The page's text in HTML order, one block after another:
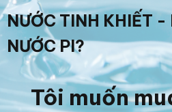
NƯỚC TINH KHIẾT -
NƯỚC PI?
Tôi muốn